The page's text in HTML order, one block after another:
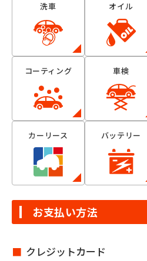
洗車 オイル
コーティング 車検
カーリース バッテリー
お支払い方法
クレジットカード